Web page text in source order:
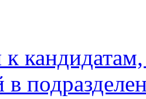
к
в